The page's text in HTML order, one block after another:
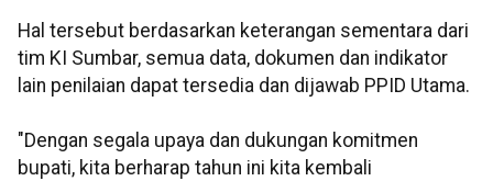
Hal tersebut berdasarkan keterangan sementara dari
tim KI Sumbar, semua data, dokumen dan indikator
lain penilaian dapat tersedia dan dijawab PPID Utama.
"Dengan segala upaya dan dukungan komitmen
bupati, kita berharap tahun ini kita kembali